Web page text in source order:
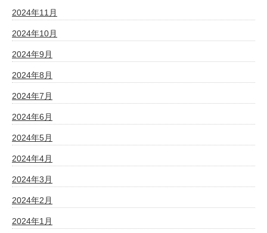
2024年11月
2024年10月
2024年9月
2024年8月
2024年7月
2024年6月
2024年5月
2024年4月
2024年3月
2024年2月
2024年1月